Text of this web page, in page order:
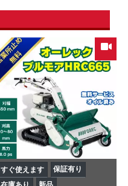
すぐ使えます
保証有り